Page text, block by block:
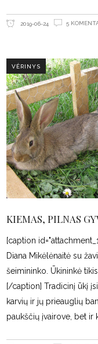
2019-06-24 5
VĖRINYS
KIEMAS, PILNAS
[caption
Diana Mikėlėnaitė su
šeimininko. Ūkininkė
[/caption] Tradicinį ūkį
karvių ir jų prieauglių
paukščių įvairove, bet ir